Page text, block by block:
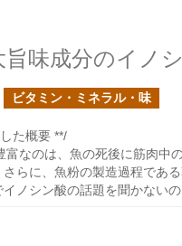
味成分のイノ
ビタミン・ミネラル・味
た概要 **/
富なのは、魚の死後に筋肉中
らに、魚粉の製造過程であ
ノシン酸の話題を聞かない